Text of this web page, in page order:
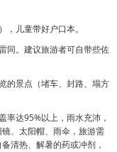
儿童带好户口本。
同。建议旅游者可自带些佐
的景点（堵车、封路、塌方
率达95%以上，雨水充沛，
、太阳帽、雨伞，旅游需
清热、解暑的药或冲剂，